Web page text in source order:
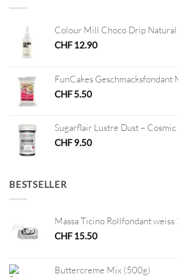
Colour Mill Choco Drip
CHF12.90
FunCakes Geschmacksfondant
CHF5.50
Sugarflair Lustre Dust –
CHF9.50
BESTSELLER
Massa Ticino Rollfondant weiss
CHF15.50
Buttercreme Mix (500g)